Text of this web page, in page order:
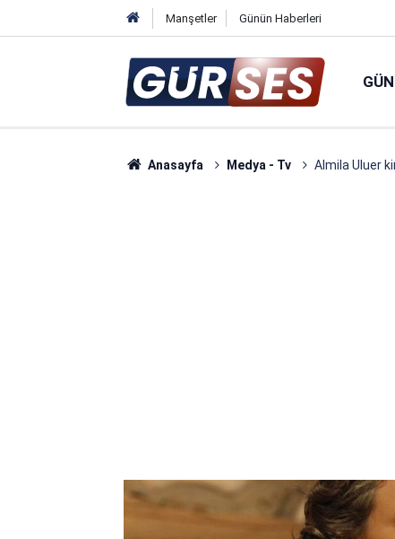
Manşetler Günün Haberleri
Anasayfa Medya - Tv Almila Uluer